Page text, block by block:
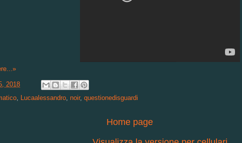
2018
Lucaalessandro noir, questionedisguardi
Home page